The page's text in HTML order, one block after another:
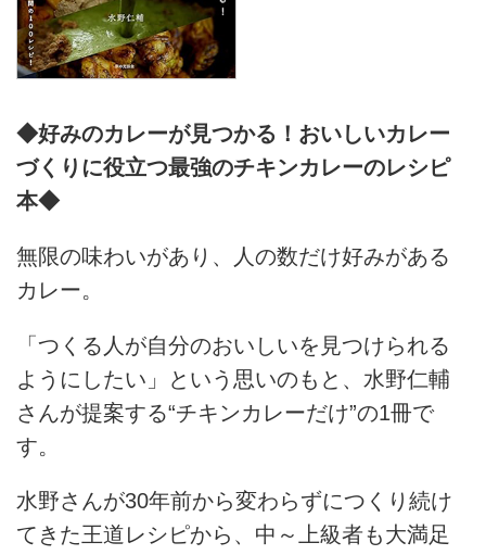
◆好みのカレーが見つかる！おいしいカレー
づくりに役立つ最強のチキンカレーのレシピ
本◆
無限の味わいがあり、人の数だけ好みがある
カレー。
「つくる人が自分のおいしいを見つけられる
ようにしたい」という思いのもと、水野仁輔
さんが提案する“チキンカレーだけ”の1冊で
す。
水野さんが30年前から変わらずにつくり続け
てきた王道レシピから、中～上級者も大満足